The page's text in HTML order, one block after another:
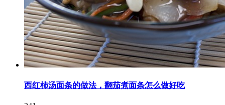
西红柿汤面条的做法，翻茄煮面条怎么做好吃